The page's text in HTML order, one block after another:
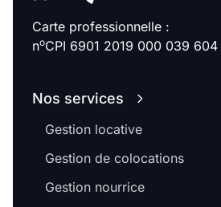
Carte professionnelle :
noCPI 6901 2019 000 039 604
Nos services
Gestion locative
Gestion de colocations
Gestion nourrice